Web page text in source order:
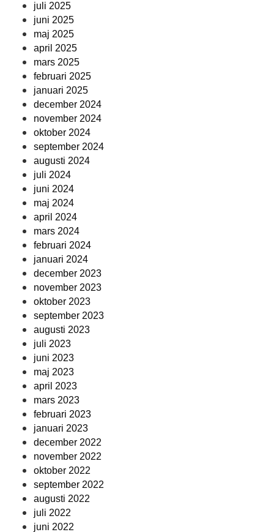
juli 2025
juni 2025
maj 2025
april 2025
mars 2025
februari 2025
januari 2025
december 2024
november 2024
oktober 2024
september 2024
augusti 2024
juli 2024
juni 2024
maj 2024
april 2024
mars 2024
februari 2024
januari 2024
december 2023
november 2023
oktober 2023
september 2023
augusti 2023
juli 2023
juni 2023
maj 2023
april 2023
mars 2023
februari 2023
januari 2023
december 2022
november 2022
oktober 2022
september 2022
augusti 2022
juli 2022
juni 2022